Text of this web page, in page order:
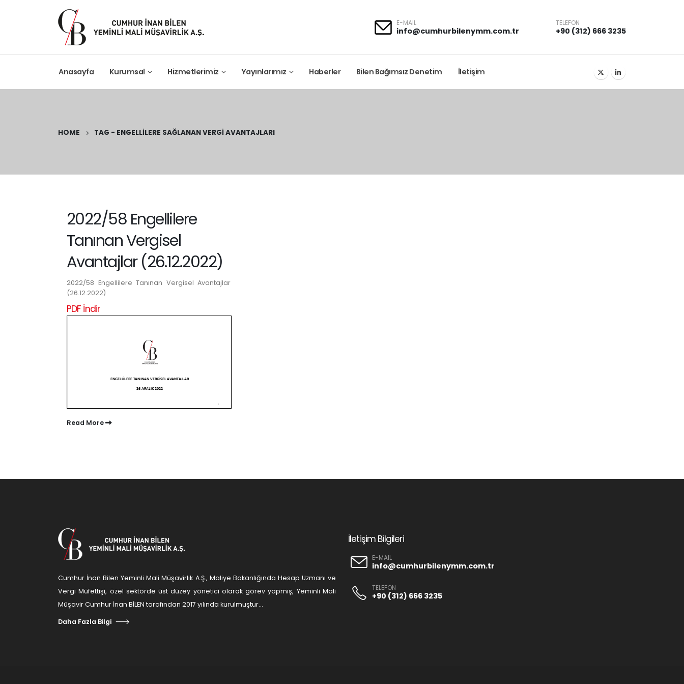
E-MAIL
info@cumhurbilenymm.com.tr
TELEFON
+90 (312) 666 3235
Anasayfa Kurumsal Hizmetlerimiz Yayınlarımız Haberler Bilen Bağımsız Denetim İletişim
HOME TAG - ENGELLILERE SAĞLANAN VERGI AVANTAJLARI
2022/58 Engellilere
Tanınan Vergisel
Avantajlar (26.12.2022)
2022/58 Engellilere Tanınan Vergisel Avantajlar
(26.12.2022)
PDF İndir
Read More
Cumhur İnan Bilen Yeminli Mali Müşavirlik A.Ş., Maliye Bakanlığında Hesap Uzmanı ve
Vergi Müfettişi, özel sektörde üst düzey yönetici olarak görev yapmış, Yeminli Mali
Müşavir Cumhur İnan BİLEN tarafından 2017 yılında kurulmuştur...
Daha Fazla Bilgi
İletişim Bilgileri
E-MAIL
info@cumhurbilenymm.com.tr
TELEFON
+90 (312) 666 3235